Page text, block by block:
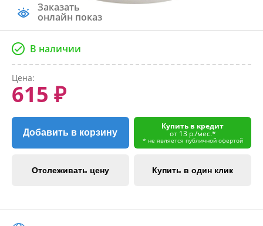
Заказать
онлайн показ
В наличии
Цена:
615 ₽
Добавить в корзину
Купить в кредит
от 13 р./мес.*
* не является публичной офертой
Отслеживать цену Купить в один клик